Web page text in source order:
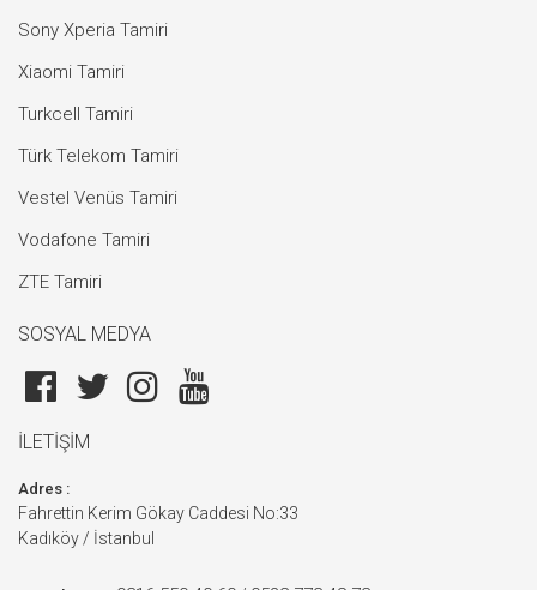
Sony Xperia Tamiri
Xiaomi Tamiri
Turkcell Tamiri
Türk Telekom Tamiri
Vestel Venüs Tamiri
Vodafone Tamiri
ZTE Tamiri
SOSYAL MEDYA
İLETİŞİM
Adres :
Fahrettin Kerim Gökay Caddesi No:33
Kadıköy / İstanbul